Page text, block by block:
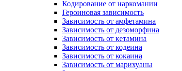
Кодирование от наркомании
Героиновая зависимость
Зависимость от амфетамина
Зависимость от дезоморфина
Зависимость от кетамина
Зависимость от кодеина
Зависимость от кокаина
Зависимость от марихуаны